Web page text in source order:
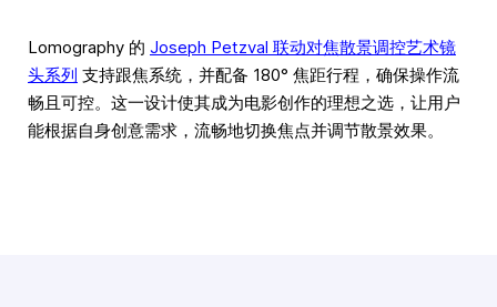
Lomography 的 Joseph Petzval 联动对焦散景调控艺术镜
头系列 支持跟焦系统，并配备 180° 焦距行程，确保操作流
畅且可控。这一设计使其成为电影创作的理想之选，让用户
能根据自身创意需求，流畅地切换焦点并调节散景效果。